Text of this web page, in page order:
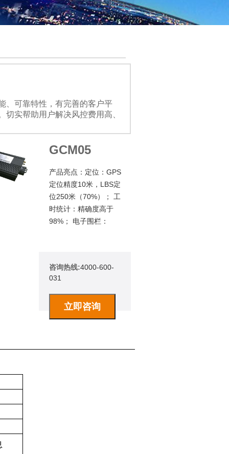
、可靠特性，有完善的客户平
实帮助用户解决风控费用高、
GCM05
产品亮点： 定位：GPS
定位精度10米，LBS定
位250米（70%）； 工
时统计：精确度高于
98%； 电子围栏：
咨询热线:4000-600-
031